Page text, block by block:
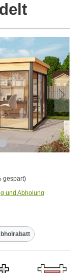
gespart)
und Abholung